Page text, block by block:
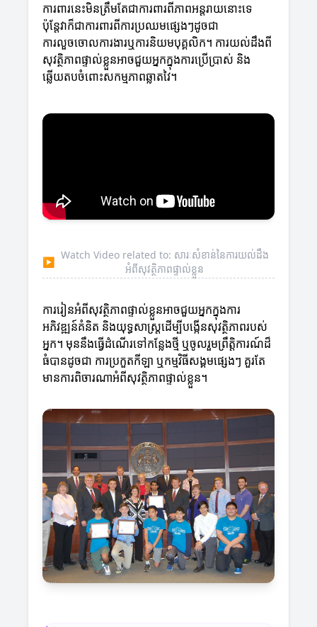
ការពារនេះមិនត្រឹមតែជាការពារពីភាពអន្ដរាយនោះទេ
ប៉ុន្តែវាក៏ជាការពារពីការប្រឈមផ្សេងៗដូចជា
ការលួចចោលការងារឬការនិយមបុគ្គលិក។ ការយល់ដឹងពី
សុវត្ថិភាពផ្ទាល់ខ្លួនអាចជួយអ្នកក្នុងការប្រើប្រាស់ និង
ឆ្លើយតបចំពោះសកម្មភាពឆ្លាតវៃ។
▶
Watch Video related to: សារៈសំខាន់នៃការយល់ដឹង
អំពីសុវត្ថិភាពផ្ទាល់ខ្លួន
ការរៀនអំពីសុវត្ថិភាពផ្ទាល់ខ្លួនអាចជួយអ្នកក្នុងការ
អភិវឌ្ឍន៍គំនិត និងយុទ្ធសាស្ត្រដើម្បីបង្កើនសុវត្ថិភាពរបស់
អ្នក។ មុននឹងធ្វើដំណើរទៅកន្លែងថ្មី ឬចូលរួមព្រឹត្តិការណ៍ដ៏
ធំបានដូចជា ការប្រកួតកីឡា ឬកម្មវិធីសង្គមផ្សេងៗ គួរតែ
មានការពិចារណាអំពីសុវត្ថិភាពផ្ទាល់ខ្លួន។